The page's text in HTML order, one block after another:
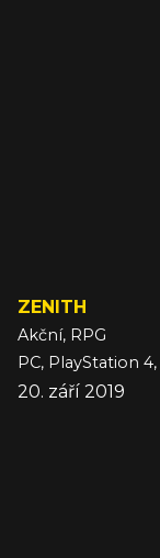
ZENITH
Akční, RPG
PC, PlayStation
20. září 2019